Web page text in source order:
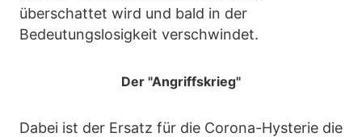
überschattet wird und bald in der
Bedeutungslosigkeit verschwindet.
Der "Angriffskrieg"
Dabei ist der Ersatz für die Corona-Hysterie die